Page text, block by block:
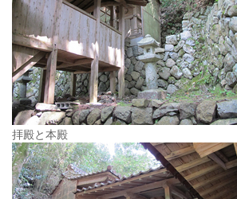
拝殿と本殿